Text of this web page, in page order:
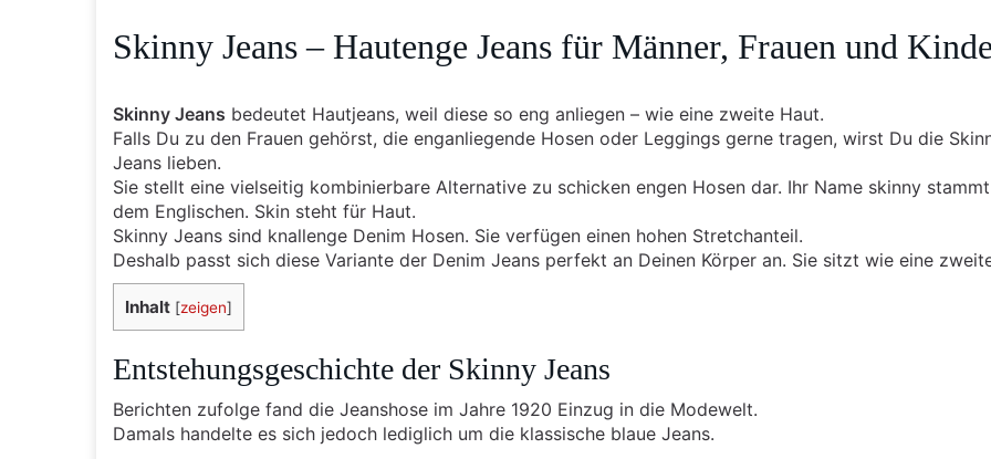
Skinny Jeans – Hautenge Jeans für Männer, Frauen und
Skinny Jeans bedeutet Hautjeans, weil diese so eng anliegen – wie eine zweite Haut.
Falls Du zu den Frauen gehörst, die enganliegende Hosen oder Leggings gerne tragen, wirst Du die
Jeans lieben.
Sie stellt eine vielseitig kombinierbare Alternative zu schicken engen Hosen dar. Ihr Name skinny
dem Englischen. Skin steht für Haut.
Skinny Jeans sind knallenge Denim Hosen. Sie verfügen einen hohen Stretchanteil.
Deshalb passt sich diese Variante der Denim Jeans perfekt an Deinen Körper an. Sie sitzt wie eine
Inhalt [zeigen]
Entstehungsgeschichte der Skinny Jeans
Berichten zufolge fand die Jeanshose im Jahre 1920 Einzug in die Modewelt.
Damals handelte es sich jedoch lediglich um die klassische blaue Jeans.